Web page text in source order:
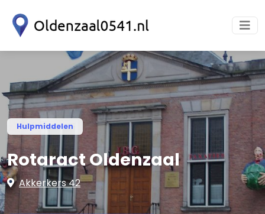
Hulpmiddelen
Rotaract Oldenzaal
Akkerkers 42